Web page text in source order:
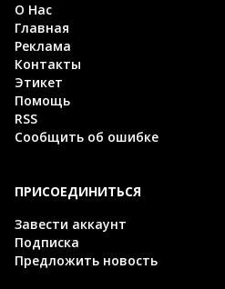
О Нас
Главная
Реклама
Контакты
Этикет
Помощь
RSS
Сообщить об ошибке
ПРИСОЕДИНИТЬСЯ
Завести аккаунт
Подписка
Предложить новость